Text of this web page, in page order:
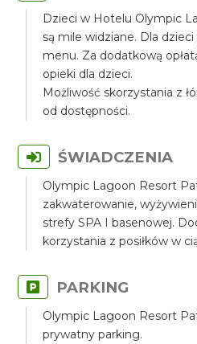
Dzieci w Hotelu Olympic
są mile widziane. Dla
menu. Za dodatkową
opieki dla dzieci.
Możliwość skorzystania z
od dostępności.
ŚWIADCZENIA
Olympic Lagoon Resort
zakwaterowanie,
strefy SPA I basenowej.
korzystania z posiłków w
PARKING
Olympic Lagoon Resort
prywatny parking.